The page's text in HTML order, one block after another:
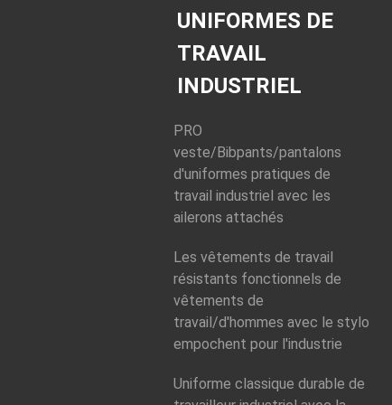
Style:
de fonctionnement
Matériel:65%
polyester 35%
Texture:
Poids du tissu:
300g/m2 / comme
Style:
Matériel:
Coton
270g/m2 / comme
demande
UNIFORMES DE
TRAVAIL
INDUSTRIEL
PRO
veste/Bibpants/pantalons
d'uniformes pratiques de
travail industriel avec les
ailerons attachés
Les vêtements de travail
résistants fonctionnels de
vêtements de
travail/d'hommes avec le stylo
empochent pour l'industrie
Uniforme classique durable de